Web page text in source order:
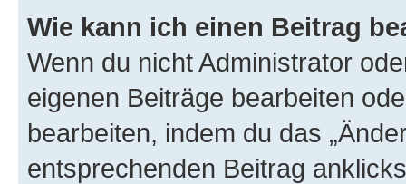
Wie kann ich einen Beitrag
Wenn du nicht Administrator
eigenen Beiträge bearbeiten
bearbeiten, indem du das
entsprechenden Beitrag